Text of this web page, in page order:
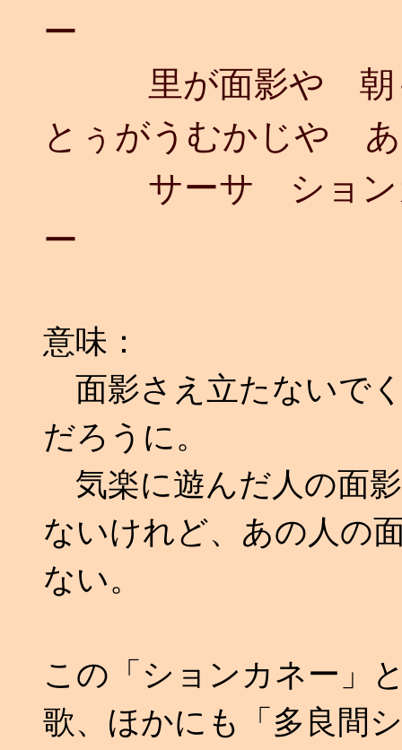
ー
里が面影や 朝
とぅがうむかじや
サーサ ション
ー
意味：
面影さえ立たないで
だろうに。
気楽に遊んだ人の面
ないけれど、あの人の
ない。
この「ションカネー」
歌、ほかにも「多良間